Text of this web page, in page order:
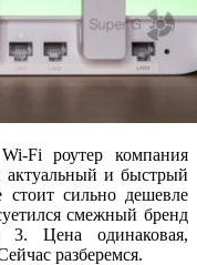
Fi роутер компания
актуальный и быстрый
сильно дешевле
смежный бренд
Цена одинаковая,
разберемся.